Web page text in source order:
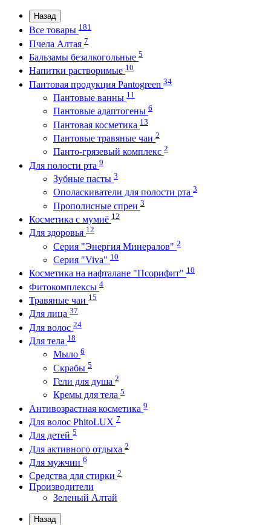
Назад
Все товары 181
Пчела Алтая 7
Бальзамы безалкогольные 5
Напитки растворимые 10
Пантовая продукция Pantogreen 34
Пантовые ванны 11
Пантовые адаптогены 6
Пантовая косметика 13
Пантовые травяные чаи 2
Панто-грязевый комплекс 2
Для полости рта 9
Зубные пасты 3
Ополаскиватели для полости рта 3
Прополисные спреи 3
Косметика с мумиё 12
Для здоровья 12
Серия "Энергия Минералов" 2
Серия "Viva" 10
Косметика на нафталане "Псорифит" 10
Фитокомплексы 4
Травяные чаи 15
Для лица 37
Для волос 24
Для тела 18
Мыло 6
Скрабы 5
Гели для душа 2
Кремы для тела 5
Антивозрастная косметика 9
Для волос PhitoLUX 7
Для детей 5
Для активного отдыха 2
Для мужчин 6
Средства для стирки 2
Производители
Зеленый Алтай
Назад